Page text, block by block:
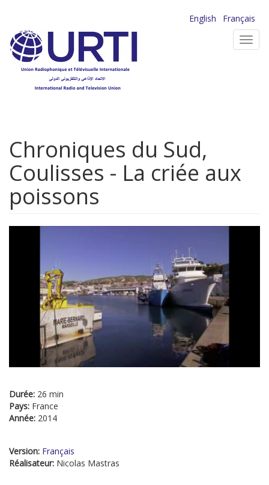
contenu
principal
English
Français
Chroniques du Sud,
Coulisses - La criée aux
poissons
Durée: 26 min
Pays: France
Année: 2014
Version: Français
Réalisateur: Nicolas Mastras